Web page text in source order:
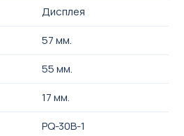
Дисплея
57 мм.
55 мм.
17 мм.
PQ-30B-1